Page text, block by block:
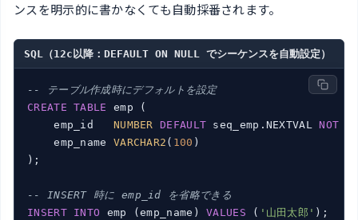
ンスを明示的に書かなくても自動採番されます。
SQL（12c以降：DEFAULT ON NULL でシーケンスを自動設定）
-- テーブル作成時にデフォルトを設定
CREATE
TABLE
emp (
    emp_id
NUMBER DEFAULT seq_emp.NEXTVAL NOT
    emp_name
VARCHAR2 ( 100 )
);
-- INSERT 時に emp_id を省略できる
INSERT
INTO emp (emp_name) VALUES ( '山田太郎'